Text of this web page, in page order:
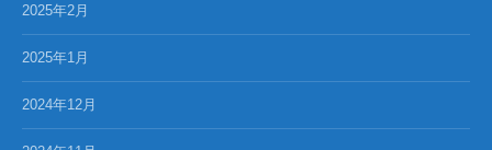
2025年2月
2025年1月
2024年12月